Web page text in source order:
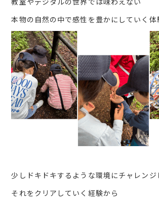
本物の自然の中で感性を豊かにしていく体
少しドキドキするような環境にチャレンジ
それをクリアしていく経験から